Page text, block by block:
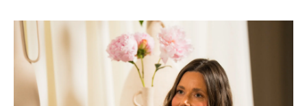
moda & ljepota